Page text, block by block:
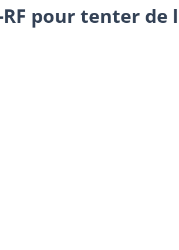
pour tenter